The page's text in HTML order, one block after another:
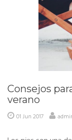
Consejos
verano
01 Jun 2017